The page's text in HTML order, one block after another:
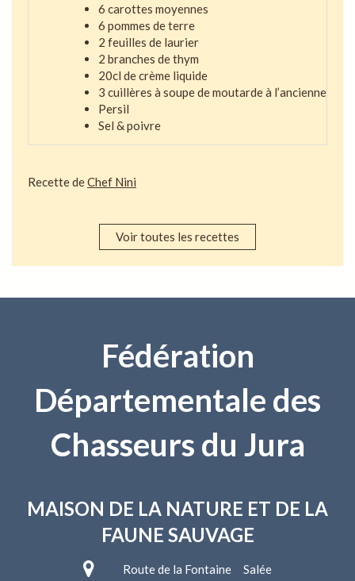
6 carottes moyennes
6 pommes de terre
2 feuilles de laurier
2 branches de thym
20cl de crème liquide
3 cuillères à soupe de moutarde à l’ancienne
Persil
Sel & poivre
Recette deChef Nini
Voir toutes les recettes
Fédération
Départementale des
Chasseurs du Jura
MAISON DE LA NATURE ET DE LA
FAUNE SAUVAGE
Route de la Fontaine Salée